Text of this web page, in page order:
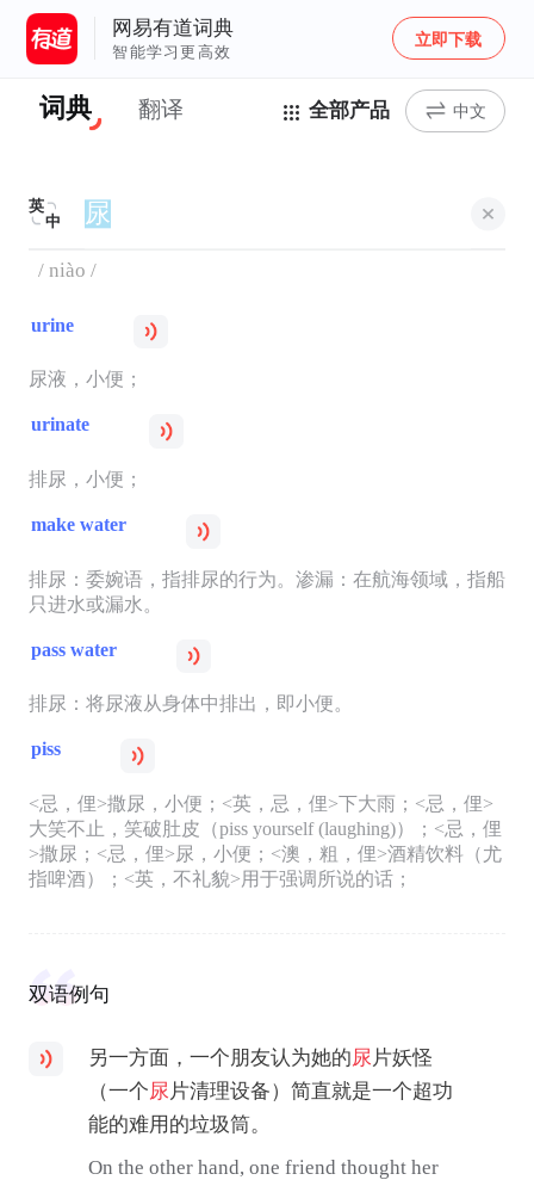
网易有道词典
智能学习更高效
立即下载
词典 翻译 全部产品 中文
英
中
/ niào /
urine
尿液，小便；
urinate
排尿，小便；
make water
排尿：委婉语，指排尿的行为。渗漏：在航海领域，指船
只进水或漏水。
pass water
排尿：将尿液从身体中排出，即小便。
piss
<忌，俚>撒尿，小便；<英，忌，俚>下大雨；<忌，俚>
大笑不止，笑破肚皮（piss yourself (laughing)）；<忌，俚
>撒尿；<忌，俚>尿，小便；<澳，粗，俚>酒精饮料（尤
指啤酒）；<英，不礼貌>用于强调所说的话；
双语例句
另一方面，一个朋友认为她的尿片妖怪
（一个尿片清理设备）简直就是一个超功
能的难用的垃圾筒。
On the other hand, one friend thought her